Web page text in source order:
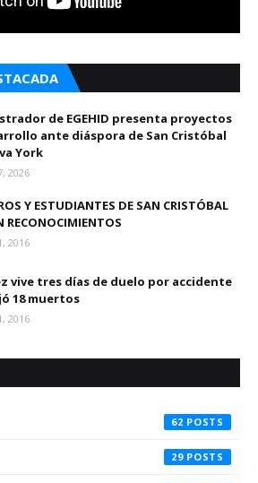
de EGEHID presenta proyectos
ante diáspora de San Cristóbal
York
2026
Y ESTUDIANTES DE SAN CRISTÓBAL
RECONOCIMIENTOS
2016
vive tres días de duelo por accidente
18 muertos
2016
62
29